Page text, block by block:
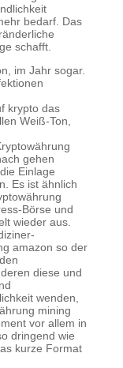
bedarf. Das
schafft.
im Jahr sogar.
krypto das
Weiß-Ton,
gehen
Einlage
Es ist ähnlich
Börse und
wieder aus.
amazon so der
diese und
wenden,
mining
vor allem in
dringend wie
kurze Format